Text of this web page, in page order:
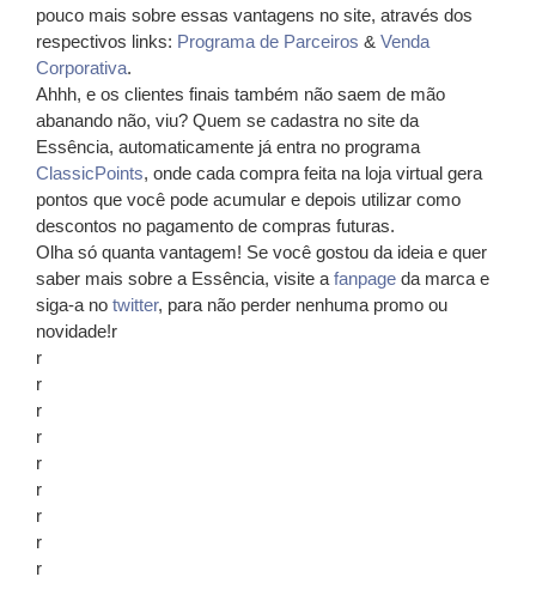
pouco mais sobre essas vantagens no site, através dos
respectivos links: Programa de Parceiros & Venda
Corporativa.
Ahhh, e os clientes finais também não saem de mão
abanando não, viu? Quem se cadastra no site da
Essência, automaticamente já entra no programa
ClassicPoints, onde cada compra feita na loja virtual gera
pontos que você pode acumular e depois utilizar como
descontos no pagamento de compras futuras.
Olha só quanta vantagem! Se você gostou da ideia e quer
saber mais sobre a Essência, visite a fanpage da marca e
siga-a no twitter, para não perder nenhuma promo ou
novidade!r
r
r
r
r
r
r
r
r
r